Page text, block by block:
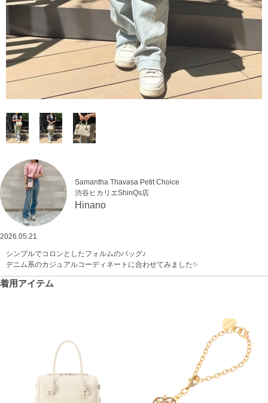
Samantha Thavasa Petit Choice
渋谷ヒカリエShinQs店
Hinano
2026.05.21
シンプルでコロンとしたフォルムのバッグ♪
デニム系のカジュアルコーディネートに合わせてみました✨
着用アイテム